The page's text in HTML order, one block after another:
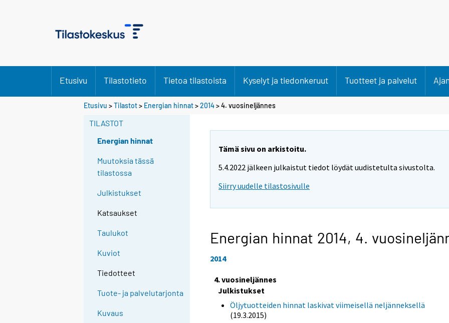
Etusivu Tilastotieto Tietoa tilastoista Kyselyt ja tiedonkeruut Tuotteet ja palvelut
Etusivu >Tilastot> Energian hinnat>2014>4. vuosineljännes
TILASTOT
Energian hinnat
Muutoksia tässä
tilastossa
Julkistukset
Katsaukset
Taulukot
Kuviot
Tiedotteet
Tuote- ja palvelutarjonta
Kuvaus
Tämä sivu on arkistoitu.
5.4.2022 jälkeen julkaistut tiedot löydät uudistetulta sivustolta.
Siirry uudelle tilastosivulle
Energian hinnat 2014, 4.
2014
4. vuosineljännes
Julkistukset
Öljytuotteiden hinnat laskivat viimeisellä neljänneksellä
(19.3.2015)